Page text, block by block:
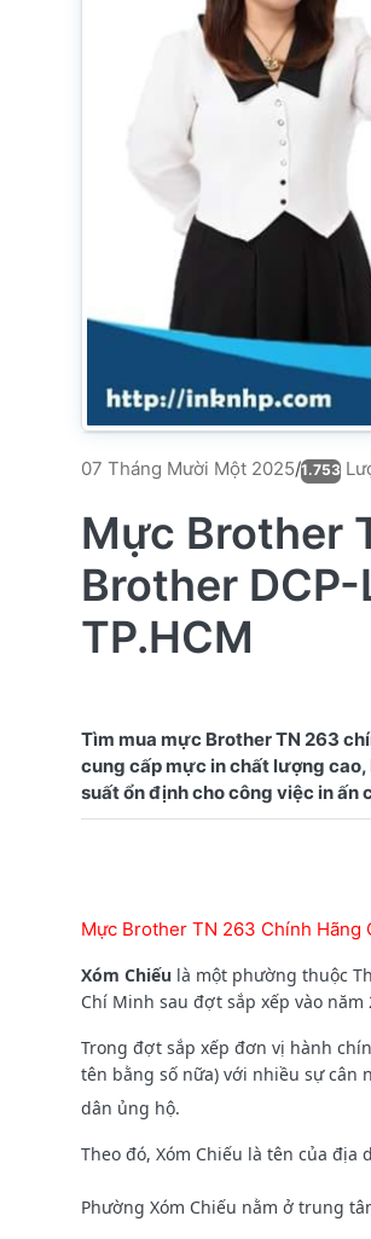
07 Tháng Mười Một 2025/1.753
Mực Brother
Brother
TP.HCM
Tìm mua mực Brother TN 263
cung cấp mực in chất lượng cao,
Mực Brother TN 263 Chính Hãng
Xóm Chiếu là một phường thuộc
Chí Minh sau đợt sắp xếp vào năm
Trong đợt sắp xếp đơn vị hành
tên bằng số nữa) với nhiều sự cân
dân ủng hộ.
Theo đó, Xóm Chiếu là tên của địa
Phường Xóm Chiếu nằm ở trung